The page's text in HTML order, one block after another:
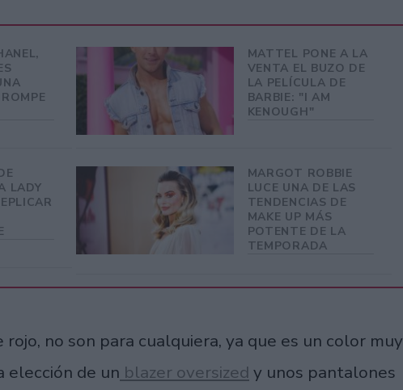
MATTEL PONE A LA
VENTA EL BUZO DE
LA PELÍCULA DE
BARBIE: "I AM
KENOUGH"
LADY
MARGOT ROBBIE
LUCE UNA DE LAS
TENDENCIAS DE
MAKE UP MÁS
POTENTE DE LA
TEMPORADA
rojo, no son para cualquiera, ya que es un color muy
elección de un blazer oversized y unos pantalones